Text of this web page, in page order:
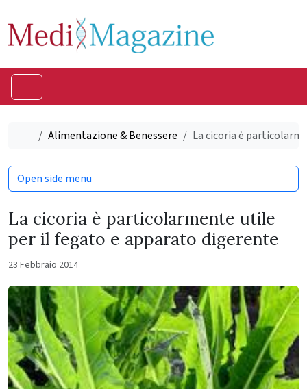
Home
Alimentazione & Benessere La cicoria è
La cicoria è particolarmente utile
per il fegato e apparato digerente
23 Febbraio 2014
Open side menu